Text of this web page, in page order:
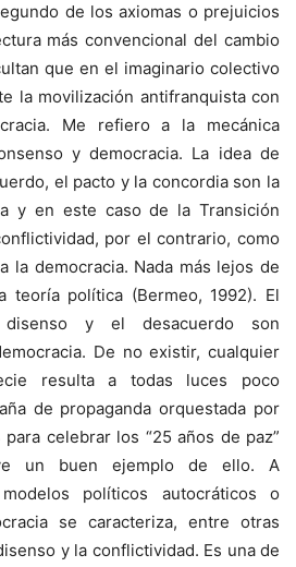
de los axiomas o prejuicios
más convencional del cambio
que en el imaginario colectivo
la movilización antifranquista con
Me refiero a la mecánica
y democracia. La idea de
el pacto y la concordia son la
y en este caso de la Transición
por el contrario, como
la democracia. Nada más lejos de
teoría política (Bermeo, 1992). El
y el desacuerdo son
De no existir, cualquier
resulta a todas luces poco
de propaganda orquestada por
celebrar los “25 años de paz”
un buen ejemplo de ello. A
políticos autocráticos o
se caracteriza, entre otras
y la conflictividad. Es una de